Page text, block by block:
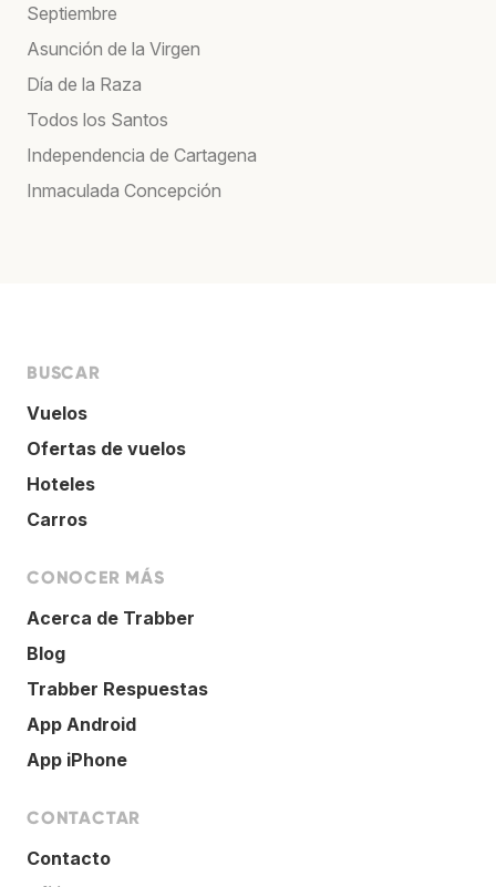
Septiembre
Asunción de la Virgen
Día de la Raza
Todos los Santos
Independencia de Cartagena
Inmaculada Concepción
BUSCAR
Vuelos
Ofertas de vuelos
Hoteles
Carros
CONOCER MÁS
Acerca de Trabber
Blog
Trabber Respuestas
App Android
App iPhone
CONTACTAR
Contacto